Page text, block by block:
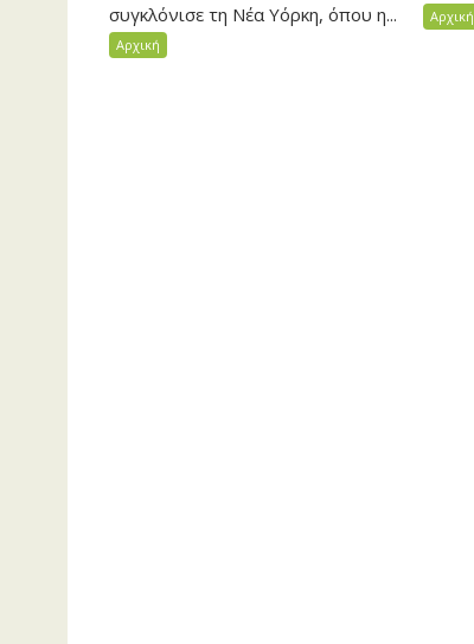
συγκλόνισε τη Νέα Υόρκη, όπου η...
Αρχική
Αρχική